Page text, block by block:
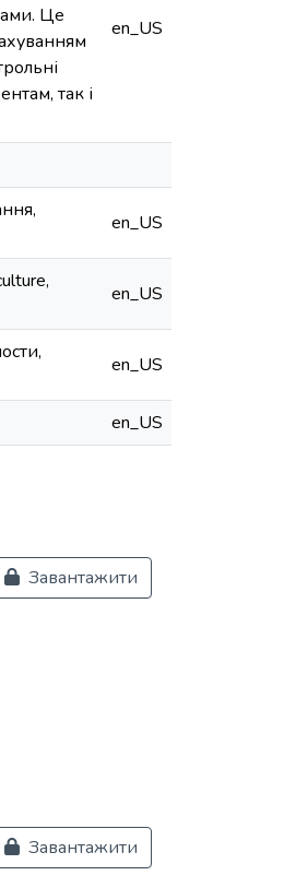
Це
так і
en_US
en_US
en_US
en_US
en_US
Завантажити
Завантажити